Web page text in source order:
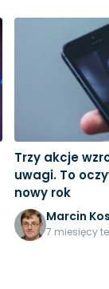
Trzy akcje
uwagi. To
nowy rok
Marcin
7 miesięcy